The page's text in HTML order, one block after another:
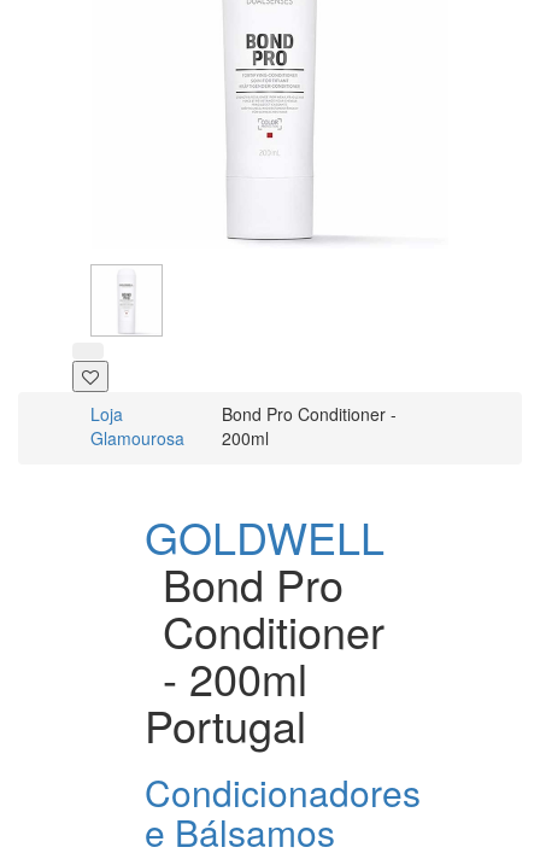
Loja
Glamourosa
Bond Pro Conditioner -
200ml
GOLDWELL
Bond Pro
Conditioner
- 200ml
Portugal
Condicionadores
e Bálsamos